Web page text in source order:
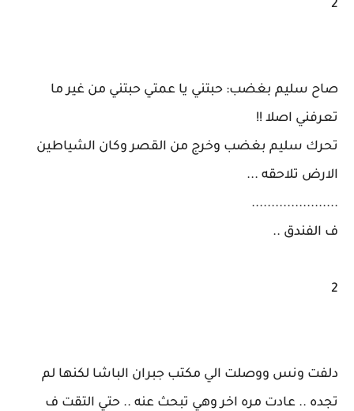
2
صاح سليم بغضب: حبتني يا عمتي حبتني من غير ما
تعرفني اصلا !!
تحرك سليم بغضب وخرج من القصر وكان الشياطين
الارض تلاحقه ...
......................
ف الفندق ..
2
دلفت ونس ووصلت الي مكتب جبران الباشا لكنها لم
تجده .. عادت مره اخر وهي تبحث عنه .. حتي التقت ف